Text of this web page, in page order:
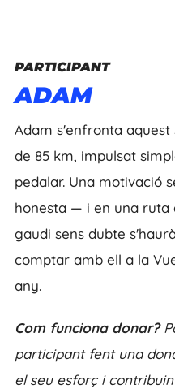
PARTICIPANT
ADAM
Adam s'enfronta
de 85 km, impulsat
pedalar. Una motivació
honesta — i en una ruta
gaudi sens dubte
comptar amb ell a la
any.
Com funciona donar?
participant fent una
el seu esforç i